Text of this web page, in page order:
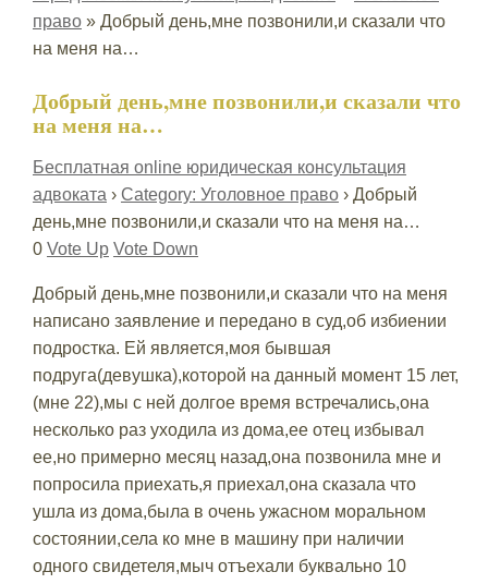
право» Добрый день,мне позвонили,и сказали что
на меня на…
Добрый день,мне позвонили,и сказали что
на меня на…
Бесплатная online юридическая консультация
адвоката › Category: Уголовное право› Добрый
день,мне позвонили,и сказали что на меня на…
0 Vote Up Vote Down
Добрый день,мне позвонили,и сказали что на меня
написано заявление и передано в суд,об избиении
подростка. Ей является,моя бывшая
подруга(девушка),которой на данный момент 15 лет,
(мне 22),мы с ней долгое время встречались,она
несколько раз уходила из дома,ее отец избывал
ее,но примерно месяц назад,она позвонила мне и
попросила приехать,я приехал,она сказала что
ушла из дома,была в очень ужасном моральном
состоянии,села ко мне в машину при наличии
одного свидетеля,мыч отъехали буквально 10